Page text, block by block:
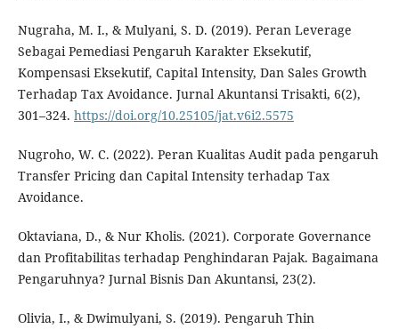
Nugraha, M. I., & Mulyani, S. D. (2019). Peran Leverage
Sebagai Pemediasi Pengaruh Karakter Eksekutif,
Kompensasi Eksekutif, Capital Intensity, Dan Sales Growth
Terhadap Tax Avoidance. Jurnal Akuntansi Trisakti, 6(2),
301–324. https://doi.org/10.25105/jat.v6i2.5575
Nugroho, W. C. (2022). Peran Kualitas Audit pada pengaruh
Transfer Pricing dan Capital Intensity terhadap Tax
Avoidance.
Oktaviana, D., & Nur Kholis. (2021). Corporate Governance
dan Profitabilitas terhadap Penghindaran Pajak. Bagaimana
Pengaruhnya? Jurnal Bisnis Dan Akuntansi, 23(2).
Olivia, I., & Dwimulyani, S. (2019). Pengaruh Thin